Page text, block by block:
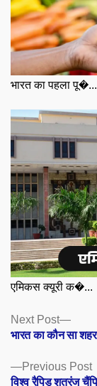
भारत का पहला पू�...
एमिकस क्यूरी क�...
Posts
navigation
Previous Post
विश्व रैपिड शतरंज
Next Post
Next
post:
भारत का कौन सा